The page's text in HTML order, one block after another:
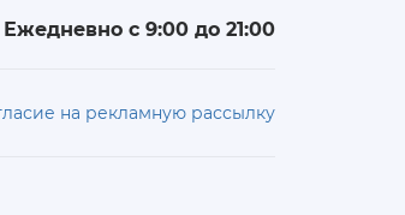
Ежедневно с 9:00 до 21:00
на рекламную рассылку